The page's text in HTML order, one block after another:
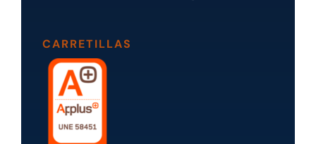
CARRETILLAS